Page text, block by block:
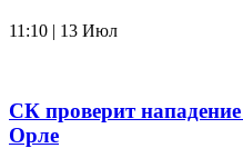
11:10 | 13 Июл
СК проверит
Орле